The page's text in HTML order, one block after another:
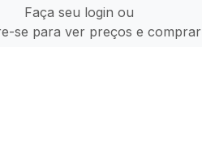
Faça seu login ou
se para ver preços e comprar